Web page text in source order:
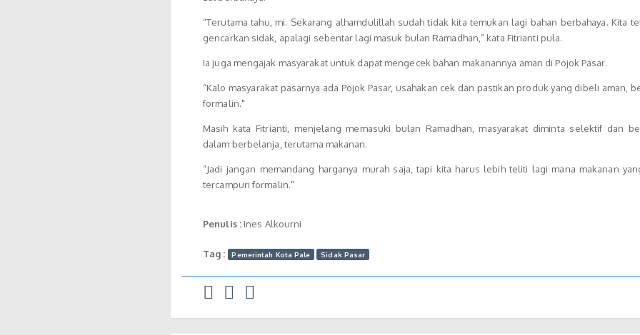
“Terutama tahu, mi. Sekarang alhamdulillah sudah tidak kita temukan lagi bahan berbahaya. Kita
gencarkan sidak, apalagi sebentar lagi masuk bulan Ramadhan,” kata Fitrianti pula.
Ia juga mengajak masyarakat untuk dapat mengecek bahan makanannya aman di Pojok Pasar.
“Kalo masyarakat pasarnya ada Pojok Pasar, usahakan cek dan pastikan produk yang dibeli aman,
formalin."
Masih kata Fitrianti, menjelang memasuki bulan Ramadhan, masyarakat diminta selektif dan
dalam berbelanja, terutama makanan.
“Jadi jangan memandang harganya murah saja, tapi kita harus lebih teliti lagi mana makanan
tercampuri formalin."
Penulis :Ines Alkourni
Tag : Pemerintah Kota Pale Sidak Pasar